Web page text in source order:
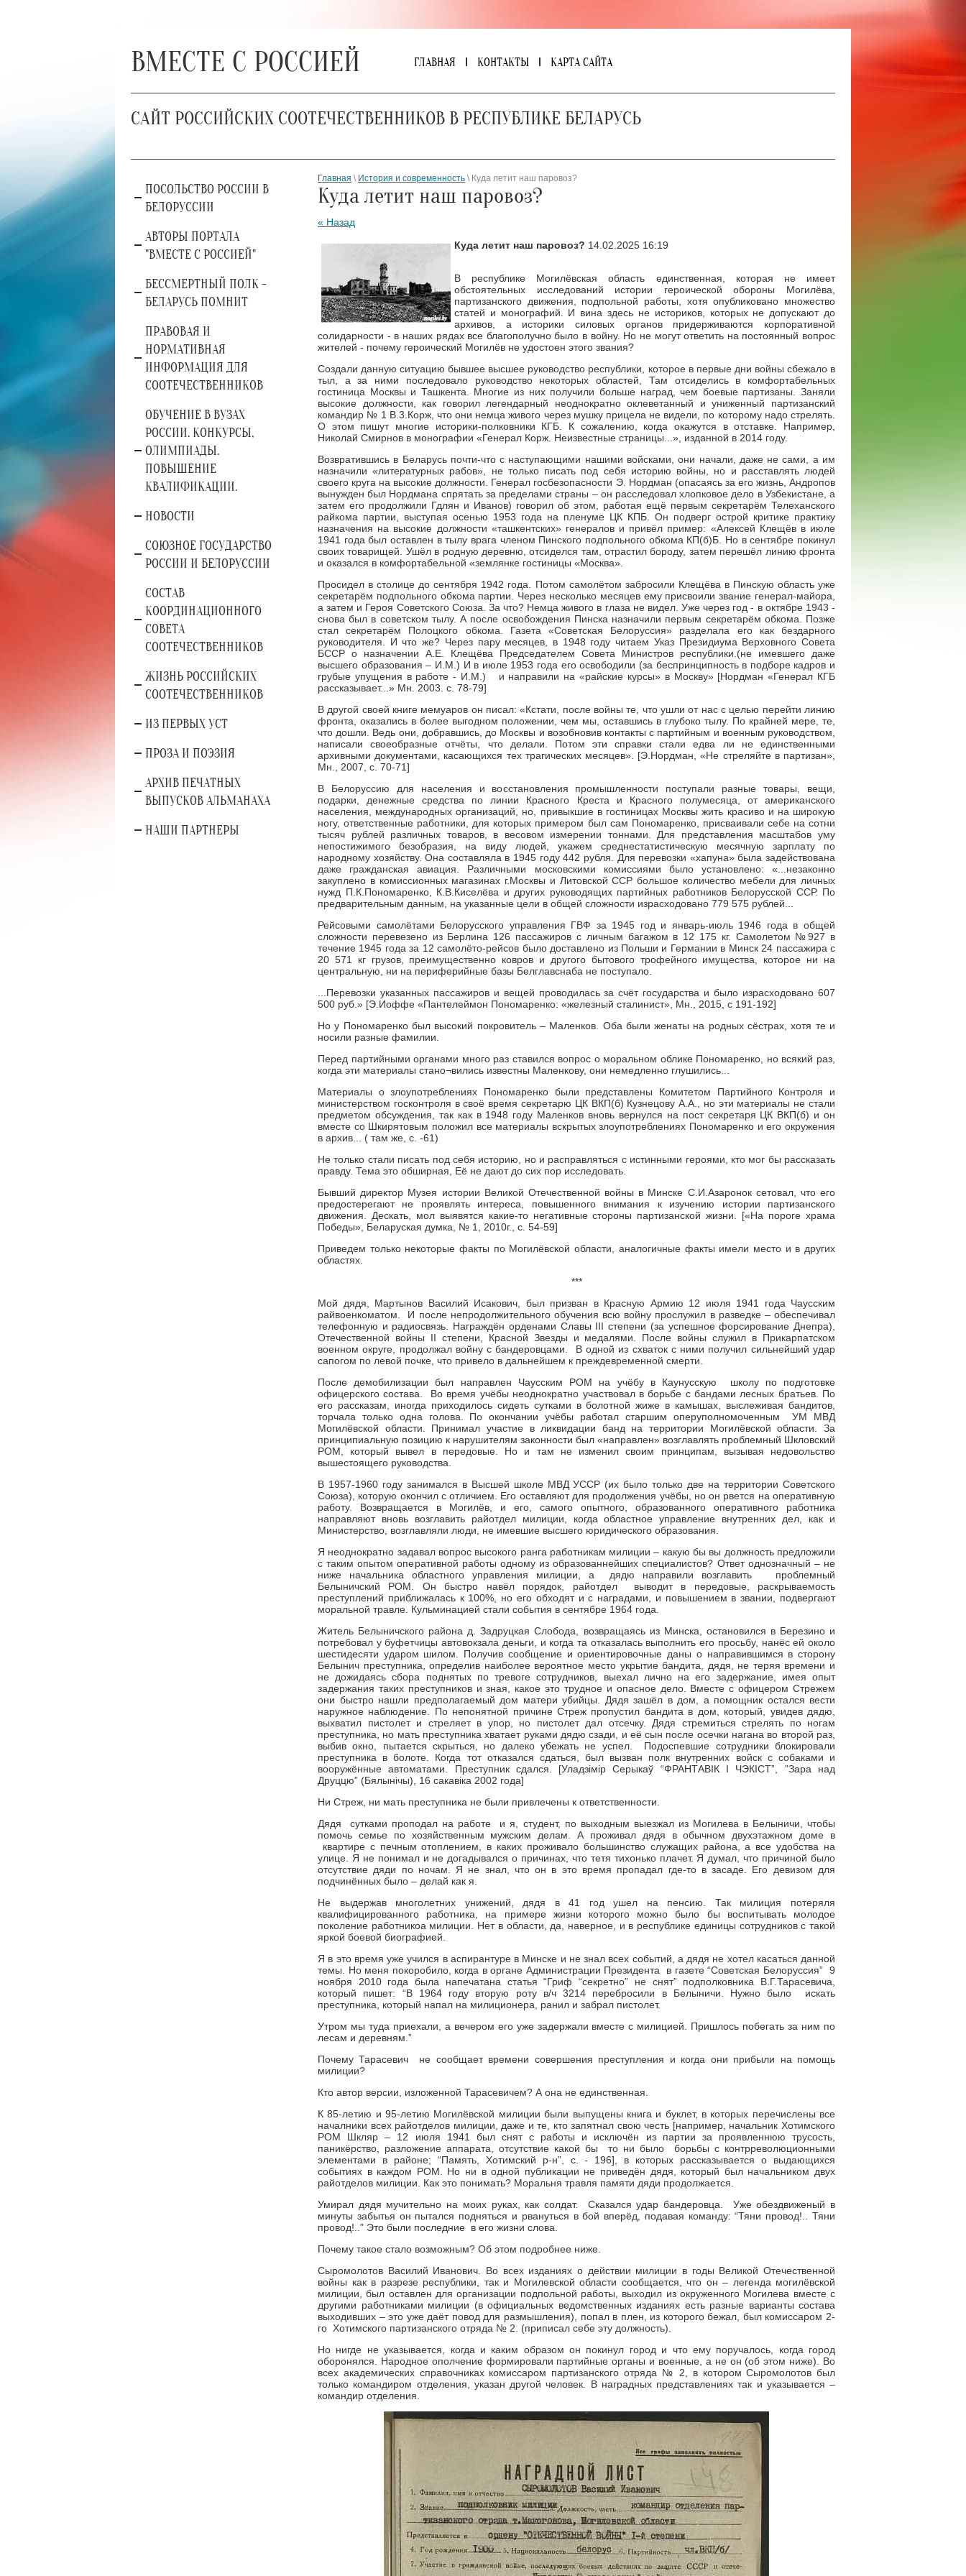
ВМЕСТЕ С РОССИЕЙ ГЛАВНАЯ КОНТАКТЫ КАРТА САЙТА
САЙТ РОССИЙСКИХ СООТЕЧЕСТВЕННИКОВ В РЕСПУБЛИКЕ БЕЛАРУСЬ
ПОСОЛЬСТВО РОССИИ В
БЕЛОРУССИИ
АВТОРЫ ПОРТАЛА
"ВМЕСТЕ С РОССИЕЙ"
БЕССМЕРТНЫЙ ПОЛК -
БЕЛАРУСЬ ПОМНИТ
ПРАВОВАЯ И
НОРМАТИВНАЯ
ИНФОРМАЦИЯ ДЛЯ
СООТЕЧЕСТВЕННИКОВ
ОБУЧЕНИЕ В ВУЗАХ
РОССИИ. КОНКУРСЫ,
ОЛИМПИАДЫ.
ПОВЫШЕНИЕ
КВАЛИФИКАЦИИ.
НОВОСТИ
СОЮЗНОЕ ГОСУДАРСТВО
РОССИИ И БЕЛОРУССИИ
СОСТАВ
КООРДИНАЦИОННОГО
СОВЕТА
СООТЕЧЕСТВЕННИКОВ
ЖИЗНЬ РОССИЙСКИХ
СООТЕЧЕСТВЕННИКОВ
ИЗ ПЕРВЫХ УСТ
ПРОЗА И ПОЭЗИЯ
АРХИВ ПЕЧАТНЫХ
ВЫПУСКОВ АЛЬМАНАХА
НАШИ ПАРТНЕРЫ
Главная \ История и современность \ Куда летит наш паровоз?
Куда летит наш паровоз?
« Назад
Куда летит наш паровоз? 14.02.2025 16:19
В республике Могилёвская область единственная, которая не имеет
обстоятельных исследований истории героической обороны Могилёва,
партизанского движения, подпольной работы, хотя опубликовано множество
статей и монографий. И вина здесь не историков, которых не допускают до
архивов, а историки силовых органов придерживаются корпоративной
солидарности - в наших рядах все благополучно было в войну. Но не могут ответить на постоянный вопрос
жителей - почему героический Могилёв не удостоен этого звания?
Создали данную ситуацию бывшее высшее руководство республики, которое в первые дни войны сбежало в
тыл, а за ними последовало руководство некоторых областей, Там отсиделись в комфортабельных
гостиница Москвы и Ташкента. Многие из них получили больше наград, чем боевые партизаны. Заняли
высокие должности, как говорил легендарный неоднократно оклеветанный и униженный партизанский
командир № 1 В.3.Корж, что они немца живого через мушку прицела не видели, по которому надо стрелять.
О этом пишут многие историки-полковники КГБ. К сожалению, когда окажутся в отставке. Например,
Николай Смирнов в монографии «Генерал Корж. Неизвестные страницы...», изданной в 2014 году.
Возвратившись в Беларусь почти-что с наступающими нашими войсками, они начали, даже не сами, а им
назначили «литературных рабов», не только писать под себя историю войны, но и расставлять людей
своего круга на высокие должности. Генерал госбезопасности Э. Нордман (опасаясь за его жизнь, Андропов
вынужден был Нордмана спрятать за пределами страны – он расследовал хлопковое дело в Узбекистане, а
затем его продолжили Гдлян и Иванов) говорил об этом, работая ещё первым секретарём Телеханского
райкома партии, выступая осенью 1953 года на пленуме ЦК КПБ. Он подверг острой критике практику
назначения на высокие должности «ташкентских» генералов и привёл пример: «Алексей Клещёв в июле
1941 года был оставлен в тылу врага членом Пинского подпольного обкома КП(б)Б. Но в сентябре покинул
своих товарищей. Ушёл в родную деревню, отсиделся там, отрастил бороду, затем перешёл линию фронта
и оказался в комфортабельной «землянке гостиницы «Москва».
Просидел в столице до сентября 1942 года. Потом самолётом забросили Клещёва в Пинскую область уже
секретарём подпольного обкома партии. Через несколько месяцев ему присвоили звание генерал-майора,
а затем и Героя Советского Союза. За что? Немца живого в глаза не видел. Уже через год - в октябре 1943 -
снова был в советском тылу. А после освобождения Пинска назначили первым секретарём обкома. Позже
стал секретарём Полоцкого обкома. Газета «Советская Белоруссия» разделала его как бездарного
руководителя. И что же? Через пару месяцев, в 1948 году читаем Указ Президиума Верховного Совета
БССР о назначении А.Е. Клещёва Председателем Совета Министров республики.(не имевшего даже
высшего образования – И.М.) И в июле 1953 года его освободили (за беспринципность в подборе кадров и
грубые упущения в работе - И.М.) и направили на «райские курсы» в Москву» [Нордман «Генерал КГБ
рассказывает...» Мн. 2003. с. 78-79]
В другой своей книге мемуаров он писал: «Кстати, после войны те, что ушли от нас с целью перейти линию
фронта, оказались в более выгодном положении, чем мы, оставшись в глубоко тылу. По крайней мере, те,
что дошли. Ведь они, добравшись, до Москвы и возобновив контакты с партийным и военным руководством,
написали своеобразные отчёты, что делали. Потом эти справки стали едва ли не единственными
архивными документами, касающихся тех трагических месяцев». [Э.Нордман, «Не стреляйте в партизан»,
Мн., 2007, с. 70-71]
В Белоруссию для населения и восстановления промышленности поступали разные товары, вещи,
подарки, денежные средства по линии Красного Креста и Красного полумесяца, от американского
населения, международных организаций, но, привыкшие в гостиницах Москвы жить красиво и на широкую
ногу, ответственные работники, для которых примером был сам Пономаренко, присваивали себе на сотни
тысяч рублей различных товаров, в весовом измерении тоннами. Для представления масштабов уму
непостижимого безобразия, на виду людей, укажем среднестатистическую месячную зарплату по
народному хозяйству. Она составляла в 1945 году 442 рубля. Для перевозки «хапуна» была задействована
даже гражданская авиация. Различными московскими комиссиями было установлено: «...незаконно
закуплено в комиссионных магазинах г.Москвы и Литовской ССР большое количество мебели для личных
нужд П.К.Пономаренко, К.В.Киселёва и других руководящих партийных работников Белорусской ССР. По
предварительным данным, на указанные цели в общей сложности израсходовано 779 575 рублей...
Рейсовыми самолётами Белорусского управления ГВФ за 1945 год и январь-июль 1946 года в общей
сложности перевезено из Берлина 126 пассажиров с личным багажом в 12 175 кг. Самолетом №927 в
течение 1945 года за 12 самолёто-рейсов было доставлено из Польши и Германии в Минск 24 пассажира с
20 571 кг грузов, преимущественно ковров и другого бытового трофейного имущества, которое ни на
центральную, ни на периферийные базы Белглавснаба не поступало.
...Перевозки указанных пассажиров и вещей проводилась за счёт государства и было израсходовано 607
500 руб.» [Э.Иоффе «Пантелеймон Пономаренко: «железный сталинист», Мн., 2015, с 191-192]
Но у Пономаренко был высокий покровитель – Маленков. Оба были женаты на родных сёстрах, хотя те и
носили разные фамилии.
Перед партийными органами много раз ставился вопрос о моральном облике Пономаренко, но всякий раз,
когда эти материалы стано¬вились известны Маленкову, они немедленно глушились...
Материалы о злоупотреблениях Пономаренко были представлены Комитетом Партийного Контроля и
министерством госконтроля в своё время секретарю ЦК ВКП(б) Кузнецову А.А., но эти материалы не стали
предметом обсуждения, так как в 1948 году Маленков вновь вернулся на пост секретаря ЦК ВКП(б) и он
вместе со Шкирятовым положил все материалы вскрытых злоупотреблениях Пономаренко и его окружения
в архив... ( там же, с. -61)
Не только стали писать под себя историю, но и расправляться с истинными героями, кто мог бы рассказать
правду. Тема это обширная, Её не дают до сих пор исследовать.
Бывший директор Музея истории Великой Отечественной войны в Минске С.И.Азаронок сетовал, что его
предостерегают не проявлять интереса, повышенного внимания к изучению истории партизанского
движения. Дескать, мол выявятся какие-то негативные стороны партизанской жизни. [«На пороге храма
Победы», Беларуская думка, № 1, 2010г., с. 54-59]
Приведем только некоторые факты по Могилёвской области, аналогичные факты имели место и в других
областях.
***
Мой дядя, Мартынов Василий Исакович, был призван в Красную Армию 12 июля 1941 года Чаусским
райвоенкоматом. И после непродолжительного обучения всю войну прослужил в разведке – обеспечивал
телефонную и радиосвязь. Награждён орденами Славы III степени (за успешное форсирование Днепра),
Отечественной войны ІІ степени, Красной Звезды и медалями. После войны служил в Прикарпатском
военном округе, продолжал войну с бандеровцами. В одной из схваток с ними получил сильнейший удар
сапогом по левой почке, что привело в дальнейшем к преждевременной смерти.
После демобилизации был направлен Чаусским РОМ на учёбу в Каунусскую школу по подготовке
офицерского состава. Во время учёбы неоднократно участвовал в борьбе с бандами лесных братьев. По
его рассказам, иногда приходилось сидеть сутками в болотной жиже в камышах, выслеживая бандитов,
торчала только одна голова. По окончании учёбы работал старшим оперуполномоченным УМ МВД
Могилёвской области. Принимал участие в ликвидации банд на территории Могилёвской области. За
принципиальную позицию к нарушителям законности был «направлен» возглавлять проблемный Шкловский
РОМ, который вывел в передовые. Но и там не изменил своим принципам, вызывая недовольство
вышестоящего руководства.
В 1957-1960 году занимался в Высшей школе МВД УССР (их было только две на территории Советского
Союза), которую окончил с отличием. Его оставляют для продолжения учёбы, но он рвется на оперативную
работу. Возвращается в Могилёв, и его, самого опытного, образованного оперативного работника
направляют вновь возглавить райотдел милиции, когда областное управление внутренних дел, как и
Министерство, возглавляли люди, не имевшие высшего юридического образования.
Я неоднократно задавал вопрос высокого ранга работникам милиции – какую бы вы должность предложили
с таким опытом оперативной работы одному из образованнейших специалистов? Ответ однозначный – не
ниже начальника областного управления милиции, а дядю направили возглавить проблемный
Белыничский РОМ. Он быстро навёл порядок, райотдел выводит в передовые, раскрываемость
преступлений приближалась к 100%, но его обходят и с наградами, и повышением в звании, подвергают
моральной травле. Кульминацией стали события в сентябре 1964 года.
Житель Белыничского района д. Задруцкая Слобода, возвращаясь из Минска, остановился в Березино и
потребовал у буфетчицы автовокзала деньги, и когда та отказалась выполнить его просьбу, нанёс ей около
шестидесяти ударом шилом. Получив сообщение и ориентировочные даны о направившимся в сторону
Белынич преступника, определив наиболее вероятное место укрытие бандита, дядя, не теряя времени и
не дожидаясь сбора поднятых по тревоге сотрудников, выехал лично на его задержание, имея опыт
задержания таких преступников и зная, какое это трудное и опасное дело. Вместе с офицером Стрежем
они быстро нашли предполагаемый дом матери убийцы. Дядя зашёл в дом, а помощник остался вести
наружное наблюдение. По непонятной причине Стреж пропустил бандита в дом, который, увидев дядю,
выхватил пистолет и стреляет в упор, но пистолет дал отсечку. Дядя стремиться стрелять по ногам
преступника, но мать преступника хватает руками дядю сзади, и её сын после осечки нагана во второй раз,
выбив окно, пытается скрыться, но далеко убежать не успел. Подоспевшие сотрудники блокировали
преступника в болоте. Когда тот отказался сдаться, был вызван полк внутренних войск с собаками и
вооружённые автоматами. Преступник сдался. [Уладзімір Серыкаў “ФРАНТАВІК І ЧЭКІСТ”, ”Зара над
Друццю” (Бялынічы), 16 сакавіка 2002 года]
Ни Стреж, ни мать преступника не были привлечены к ответственности.
Дядя сутками проподал на работе и я, студент, по выходным выезжал из Могилева в Белыничи, чтобы
помочь семье по хозяйственным мужским делам. А проживал дядя в обычном двухэтажном доме в
квартире с печным отоплением, в каких проживало большинство служащих района, а все удобства на
улице. Я не понимал и не догадывался о причинах, что тетя тихонько плачет. Я думал, что причиной было
отсутствие дяди по ночам. Я не знал, что он в это время пропадал где-то в засаде. Его девизом для
подчинённых было – делай как я.
Не выдержав многолетних унижений, дядя в 41 год ушел на пенсию. Так милиция потеряля
квалифицированного работника, на примере жизни которого можно было бы воспитывать молодое
поколение работникоа милиции. Нет в области, да, наверное, и в республике единицы сотрудников с такой
яркой боевой биографией.
Я в это время уже учился в аспирантуре в Минске и не знал всех событий, а дядя не хотел касаться данной
темы. Но меня покоробило, когда в органе Администрации Президента в газете “Советская Белоруссия” 9
ноября 2010 года была напечатана статья “Гриф “секретно” не снят” подполковника В.Г.Тарасевича,
который пишет: “В 1964 году вторую роту в/ч 3214 перебросили в Белыничи. Нужно было искать
преступника, который напал на милиционера, ранил и забрал пистолет.
Утром мы туда приехали, а вечером его уже задержали вместе с милицией. Пришлось побегать за ним по
лесам и деревням.”
Почему Тарасевич не сообщает времени совершения преступления и когда они прибыли на помощь
милиции?
Кто автор версии, изложенной Тарасевичем? А она не единственная.
К 85-летию и 95-летию Могилёвской милиции были выпущены книга и буклет, в которых перечислены все
началники всех райотделов милиции, даже и те, кто запятнал свою честь [например, начальник Хотимского
РОМ Шкляр – 12 июля 1941 был снят с работы и исключён из партии за проявленнюю трусость,
паникёрство, разложение аппарата, отсутствие какой бы то ни было борьбы с контрреволюционными
элементами в районе; “Память, Хотимский р-н”, с. - 196], в которых рассказывается о выдающихся
событиях в каждом РОМ. Но ни в одной публикации не приведён дядя, который был начальником двух
райотделов милиции. Как это понимать? Моральня травля памяти дяди продолжается.
Умирал дядя мучительно на моих руках, как солдат. Сказался удар бандеровца. Уже обездвиженый в
минуты забытья он пытался подняться и рвануться в бой вперёд, подавая команду: “Тяни провод!.. Тяни
провод!..” Это были последние в его жизни слова.
Почему такое стало возможным? Об этом подробнее ниже.
Сыромолотов Василий Иванович. Во всех изданиях о действии милиции в годы Великой Отечественной
войны как в разрезе республики, так и Могилевской области сообщается, что он – легенда могилёвской
милиции, был оставлен для организации подпольной работы, выходил из окруженного Могилева вместе с
другими работниками милиции (в официальных ведомственных изданиях есть разные варианты состава
выходивших – это уже даёт повод для размышления), попал в плен, из которого бежал, был комиссаром 2-
го Хотимского партизанского отряда № 2. (приписал себе эту должность).
Но нигде не указывается, когда и каким образом он покинул город и что ему поручалось, когда город
оборонялся. Народное ополчение формировали партийные органы и военные, а не он (об этом ниже). Во
всех академических справочниках комиссаром партизанского отряда № 2, в котором Сыромолотов был
только командиром отделения, указан другой человек. В наградных представлениях так и указывается –
командир отделения.